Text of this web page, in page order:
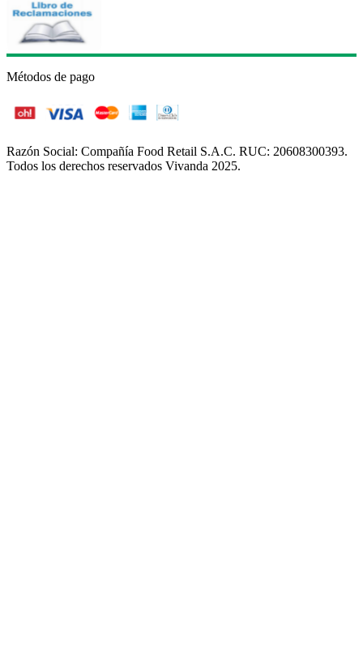
Métodos de pago
Razón Social: Compañía Food Retail S.A.C. RUC: 20608300393.
Todos los derechos reservados Vivanda 2025.